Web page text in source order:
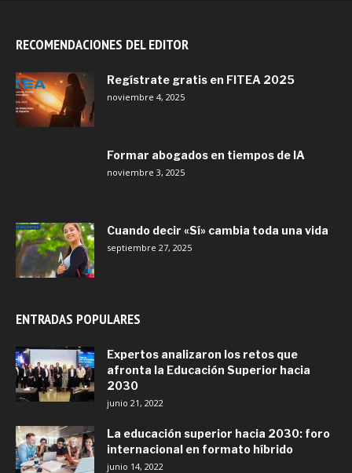
RECOMENDACIONES DEL EDITOR
Regístrate gratis en FITEA 2025
noviembre 4, 2025
Formar abogados en tiempos de IA
noviembre 3, 2025
Cuando decir «Sí» cambia toda una vida
septiembre 27, 2025
ENTRADAS POPULARES
Expertos analizaron los retos que
afronta la Educación Superior hacia
2030
junio 21, 2022
La educación superior hacia 2030: foro
internacional en formato híbrido
junio 14, 2022